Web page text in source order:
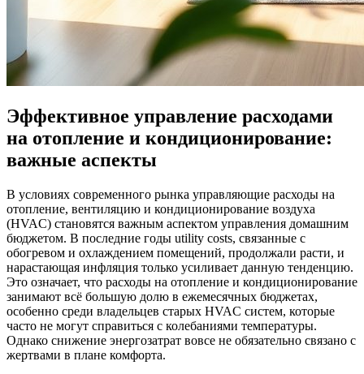
Эффективное управление расходами
на отопление и кондиционирование:
важные аспекты
В условиях современного рынка управляющие расходы на
отопление, вентиляцию и кондиционирование воздуха
(HVAC) становятся важным аспектом управления домашним
бюджетом. В последние годы utility costs, связанные с
обогревом и охлаждением помещений, продолжали расти, и
нарастающая инфляция только усиливает данную тенденцию.
Это означает, что расходы на отопление и кондиционирование
занимают всё большую долю в ежемесячных бюджетах,
особенно среди владельцев старых HVAC систем, которые
часто не могут справиться с колебаниями температуры.
Однако снижение энергозатрат вовсе не обязательно связано с
жертвами в плане комфорта.